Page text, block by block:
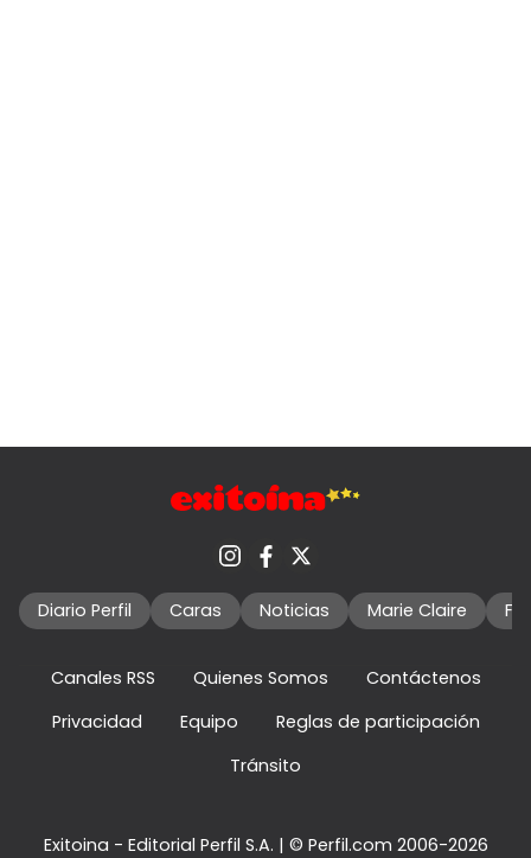
Diario Perfil Caras Noticias Marie Claire
Canales RSS Quienes Somos
Contáctenos
Privacidad
Equipo
Reglas de participación
Tránsito
Exitoina - Editorial Perfil S.A. | © Perfil.com 2006-2026